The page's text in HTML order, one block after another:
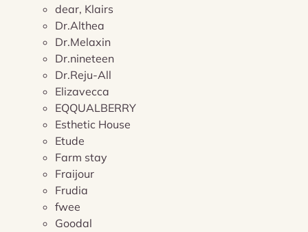
dear, Klairs
Dr.Althea
Dr.Melaxin
Dr.nineteen
Dr.Reju-All
Elizavecca
EQQUALBERRY
Esthetic House
Etude
Farm stay
Fraijour
Frudia
fwee
Goodal